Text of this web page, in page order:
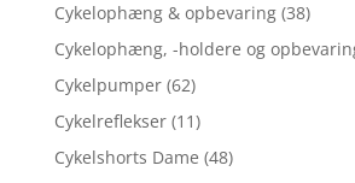
Cykelophæng & opbevaring (38)
Cykelophæng, -holdere og
Cykelpumper (62)
Cykelreflekser (11)
Cykelshorts Dame (48)